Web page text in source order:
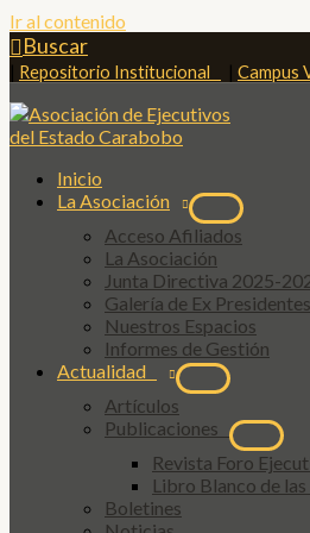
Ir al contenido
Buscar
Repositorio Institucional Campus
Inicio
La Asociación
Acceso Afiliados
La Asociación
Junta Directiva 2025-
Galería de Ex Presidentes
Nuestros Espacios
Informes de Gestión
Actualidad
Artículos
Publicaciones
Revista Foro
Libro Blanco de
Boletines